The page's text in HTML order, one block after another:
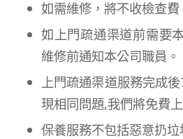
如需維修，將不收檢查費
如上門疏通渠道前需要
維修前通知本公司職員。
上門疏通渠道服務完成
現相同問題,我們將免費
保養服務不包括惡意扔垃